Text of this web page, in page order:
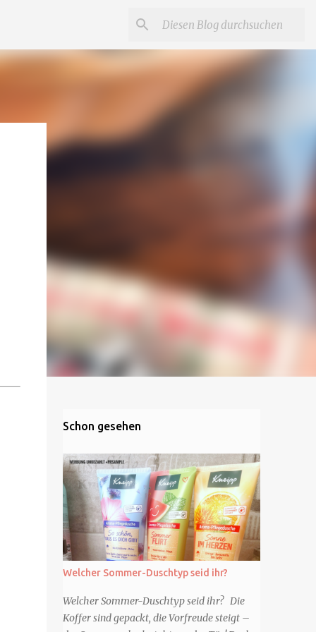
Schon gesehen
Welcher Sommer-Duschtyp seid ihr?
Welcher Sommer-Duschtyp seid ihr? Die
Koffer sind gepackt, die Vorfreude steigt –